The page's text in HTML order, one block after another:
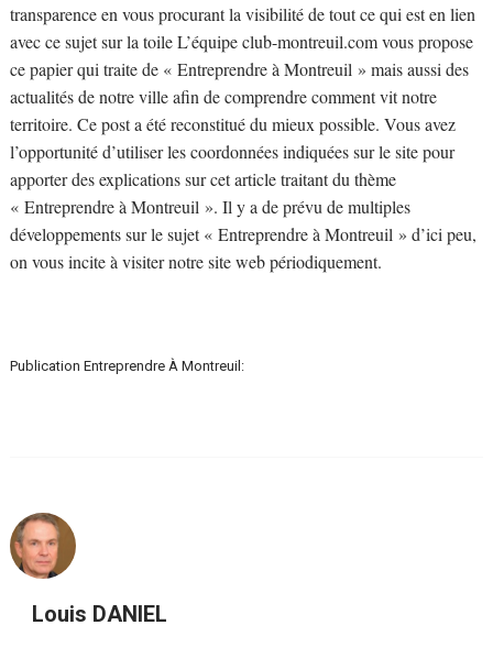
transparence en vous procurant la visibilité de tout ce qui est en lien
avec ce sujet sur la toile L’équipe club-montreuil.com vous propose
ce papier qui traite de « Entreprendre à Montreuil » mais aussi des
actualités de notre ville afin de comprendre comment vit notre
territoire. Ce post a été reconstitué du mieux possible. Vous avez
l’opportunité d’utiliser les coordonnées indiquées sur le site pour
apporter des explications sur cet article traitant du thème
« Entreprendre à Montreuil ». Il y a de prévu de multiples
développements sur le sujet « Entreprendre à Montreuil » d’ici peu,
on vous incite à visiter notre site web périodiquement.
Publication Entreprendre À Montreuil:
Louis DANIEL